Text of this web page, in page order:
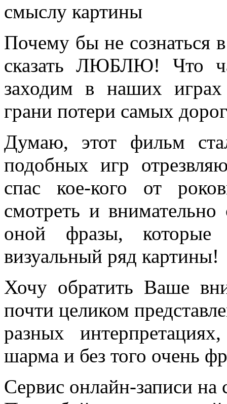
смыслу картины
Почему бы не сознаться
сказать ЛЮБЛЮ! Что
заходим в наших
грани потери самых
Думаю, этот фильм
подобных игр
спас кое-кого от
смотреть и
оной фразы, которые
визуальный ряд картины!
Хочу обратить Ваше
почти целиком
разных
шарма и без того очень
Сервис онлайн-записи на